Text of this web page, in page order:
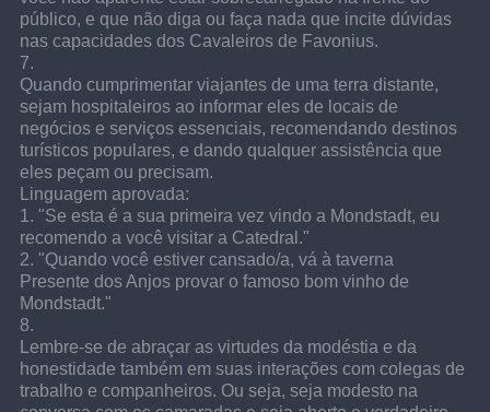
público, e que não diga ou faça nada que incite dúvidas
nas capacidades dos Cavaleiros de Favonius.
7.
Quando cumprimentar viajantes de uma terra distante,
sejam hospitaleiros ao informar eles de locais de
negócios e serviços essenciais, recomendando destinos
turísticos populares, e dando qualquer assistência que
eles peçam ou precisam.
Linguagem aprovada:
1. "Se esta é a sua primeira vez vindo a Mondstadt, eu
recomendo a você visitar a Catedral."
2. "Quando você estiver cansado/a, vá à taverna
Presente dos Anjos provar o famoso bom vinho de
Mondstadt."
8.
Lembre-se de abraçar as virtudes da modéstia e da
honestidade também em suas interações com colegas de
trabalho e companheiros. Ou seja, seja modesto na